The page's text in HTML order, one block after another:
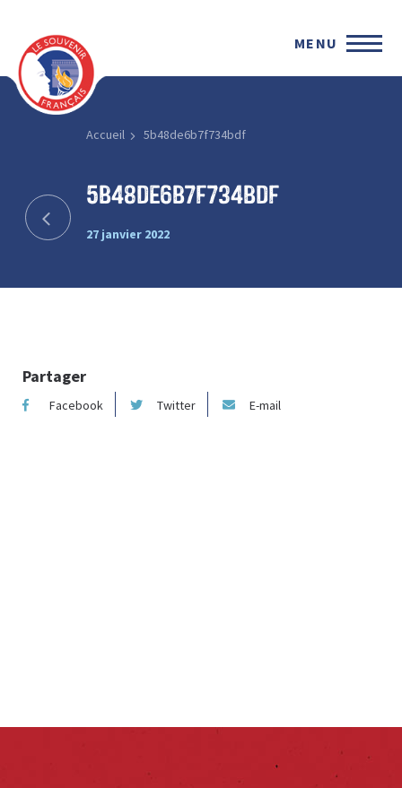
MENU
Accueil 5b48de6b7f734bdf
5b48de6b7f734bdf
27 janvier 2022
Partager
Facebook Twitter E-mail